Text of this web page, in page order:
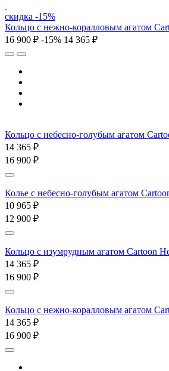
скидка -15%
Кольцо c нежно-коралловым агатом
16 900 ₽ -15% 14 365 ₽
Кольцо c небесно-голубым агатом
14 365 ₽
16 900 ₽
Колье c небесно-голубым агатом
10 965 ₽
12 900 ₽
Кольцо c изумрудным агатом Cartoon
14 365 ₽
16 900 ₽
Кольцо c нежно-коралловым агатом
14 365 ₽
16 900 ₽